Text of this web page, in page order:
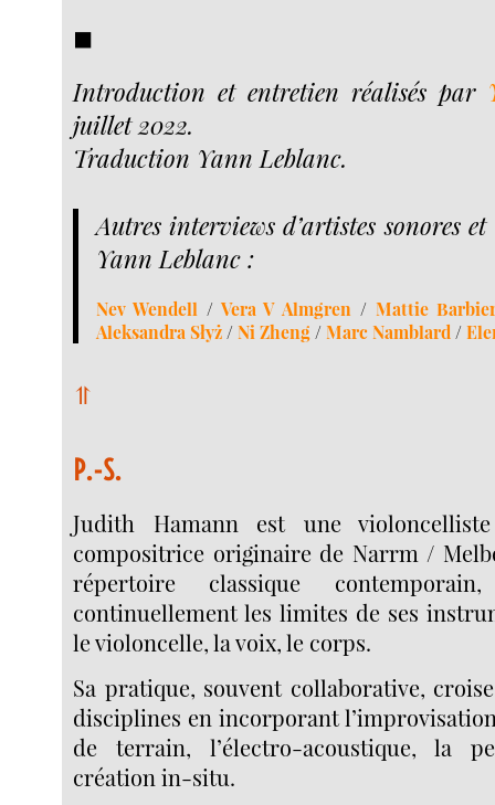
◼︎
Introduction et entretien réalisés par
juillet 2022.
Traduction Yann Leblanc.
Autres interviews d’artistes sonores
Yann Leblanc :
Nev Wendell / Vera V Almgren / Mattie
Aleksandra Słyż/Ni Zheng /Marc Namblard/
⥣
P.-S.
Judith Hamann est une
compositrice originaire de Narrm /
répertoire classique
continuellement les limites de ses
le violoncelle, la voix, le corps.
Sa pratique, souvent collaborative,
disciplines en incorporant
de terrain, l’électro-acoustique, la
création in-situ.